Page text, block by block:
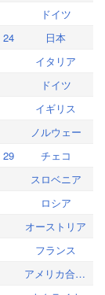
ドイツ
24
日本
イタリア
ドイツ
イギリス
ノルウェー
29
チェコ
スロベニア
ロシア
オーストリア
フランス
アメリカ合衆国